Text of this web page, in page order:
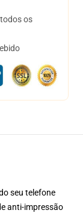
os
seu telefone
anti-impressão